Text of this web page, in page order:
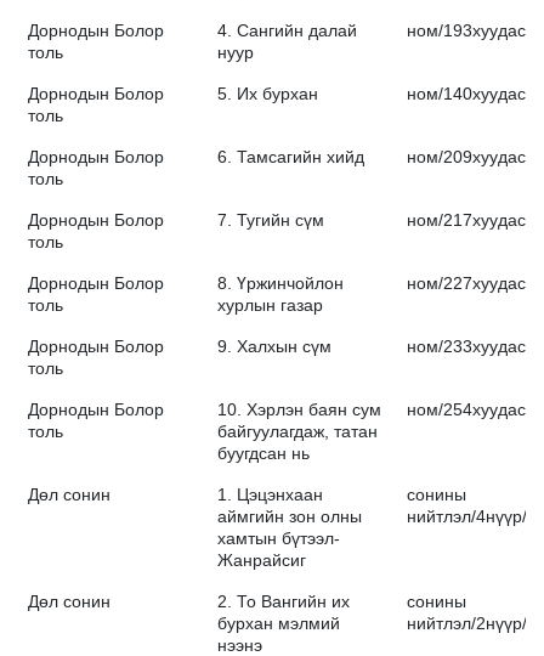
Дорнодын Болор
толь
4. Сангийн далай
нуур
ном/193хуудас/
Дорнодын Болор
толь
5. Их бурхан ном/140хуудас/
Дорнодын Болор
толь
6. Тамсагийн хийд ном/209хуудас/
Дорнодын Болор
толь
7. Тугийн сүм ном/217хуудас/
Дорнодын Болор
толь
8. Үржинчойлон
хурлын газар
ном/227хуудас/
Дорнодын Болор
толь
9. Халхын сүм ном/233хуудас/
Дорнодын Болор
толь
10. Хэрлэн баян сум
байгуулагдаж, татан
буугдсан нь
ном/254хуудас/
Дөл сонин
1. Цэцэнхаан
аймгийн зон олны
хамтын бүтээл-
Жанрайсиг
сонины
нийтлэл/4нүүр/
Дөл сонин
2. То Вангийн их
бурхан мэлмий
нээнэ
сонины
нийтлэл/2нүүр/